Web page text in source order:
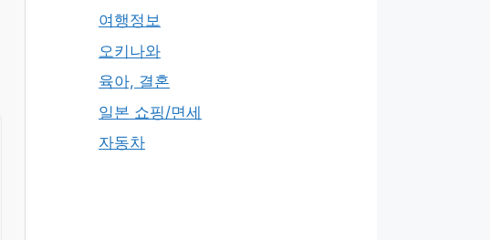
여행정보
오키나와
육아, 결혼
일본 쇼핑/면세
자동차